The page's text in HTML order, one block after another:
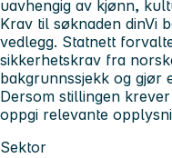
uavhengig av kjønn,
Krav til søknaden dinVi
vedlegg. Statnett
sikkerhetskrav fra
bakgrunnssjekk og gjør
Dersom stillingen
oppgi relevante
Sektor